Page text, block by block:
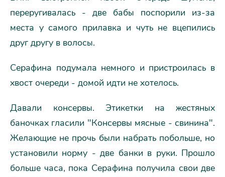
переругивалась - две бабы поспорили из-за
места у самого прилавка и чуть не вцепились
друг другу в волосы.
Серафина подумала немного и пристроилась в
хвост очереди - домой идти не хотелось.
Давали консервы. Этикетки на жестяных
баночках гласили "Консервы мясные - свинина".
Желающие не прочь были набрать побольше, но
установили норму - две банки в руки. Прошло
больше часа, пока Серафина получила свои две